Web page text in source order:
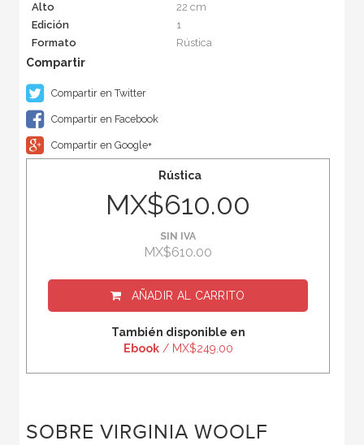
Alto
22 cm
Edición
1
Formato
Rústica
Compartir en Twitter
Compartir en Facebook
Compartir en Google+
Rústica
MX$610.00
SIN IVA
MX$610.00
AÑADIR AL CARRITO
También disponible en
Ebook/ MX$249.00
SOBRE VIRGINIA WOOLF